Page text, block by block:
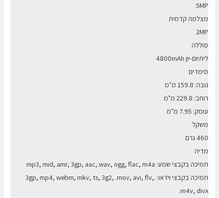
5MP
מצלמה קדמית
2MP
סוללה
ליתיום-יון 4800mAh
מימדים
גובה: 159.8 מ"מ
רוחב: 229.8 מ"מ
עומק: 7.95 מ"מ
משקל
460 גרם
מדיה
תמיכה בקבצי שמע: mp3, mid, amr, 3gp, aac, wav, ogg, flac, m4a
תמיכה בקבצי וידאו: .3gp, mp4, webm, mkv, ts, 3g2, .mov, avi, flv,
.m4v, divx